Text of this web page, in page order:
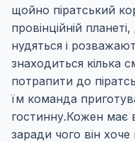
щойно піратський
провінційній
нудяться і
знаходиться кілька
потрапити до
їм команда
гостинну.Кожен має
заради чого він хоче